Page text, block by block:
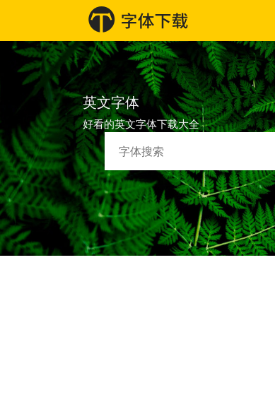
英文字体
好看的英文字体下载大全